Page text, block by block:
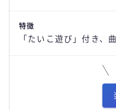
特徴
「たいこ遊び」付き、